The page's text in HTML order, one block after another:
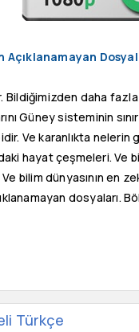
Açıklanamayan
daha
Güney sisteminin
Ve karanlıkta
hayat çeşmeleri. Ve
bilim dünyasının en
dosyaları.
Türkçe